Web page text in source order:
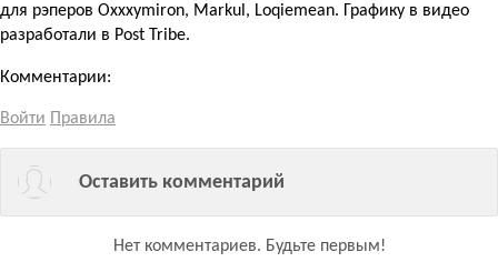
для рэперов Oxxxymiron, Markul, Loqiemean. Графику в видео
разработали в Post Tribe.
Комментарии:
Войти Правила
Оставить комментарий
Нет комментариев. Будьте первым!